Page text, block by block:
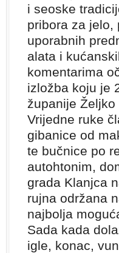
i seoske
pribora za jelo,
uporabnih
alata i
komentarima
izložba koju je
županije
Vrijedne ruke
gibanice od
te bučnice po
autohtonim,
grada Klanjca
rujna održana
najbolja
Sada kada
igle, konac,